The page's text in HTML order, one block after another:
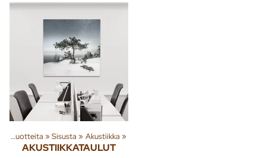
Tuoteryhmiä ja tuotteita ‪»Sisusta ‪» Akustiikka ‪»
AKUSTIIKKATAULUT